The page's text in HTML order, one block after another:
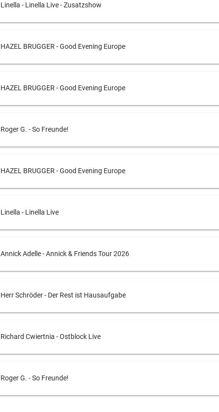
Linella - Linella Live - Zusatzshow
HAZEL BRUGGER - Good Evening Europe
HAZEL BRUGGER - Good Evening Europe
Roger G. - So Freunde!
HAZEL BRUGGER - Good Evening Europe
Linella - Linella Live
Annick Adelle - Annick & Friends Tour 2026
Herr Schröder - Der Rest ist Hausaufgabe
Richard Cwiertnia - Ostblock Live
Roger G. - So Freunde!